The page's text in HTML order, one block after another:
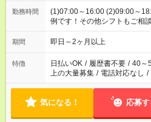
勤務時間
(1)07:00～16:00 (2)09:00～18:00
例です！その他シフトもご相
期間 即日～2ヶ月以上
特徴 日払いOK / 履歴書不要 / 40～
上の大量募集 / 電話対応なし /
気になる！ 応募す